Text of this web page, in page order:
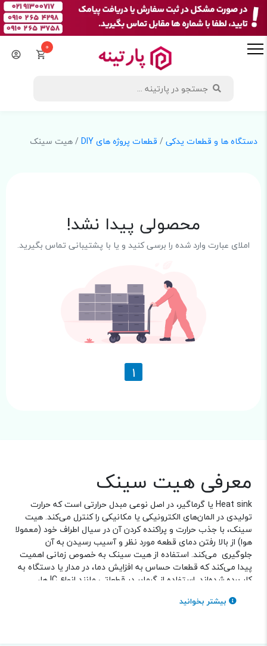
0
دستگاه ها و قطعات یدکی/ قطعات پروژه های DIY / هیت سینک
محصولی پیدا نشد!
املای عبارت وارد شده را برسی کنید و یا با پشتیبانی تماس بگیرید.
1
معرفی هیت سینک
Heat sink یا گرماگیر، در اصل نوعی مبدل حرارتی است که حرارت
تولیدی در المان‌های الکترونیکی یا مکانیکی را کنترل می­‌کند. هیت
سینک، با جذب حرارت و پراکنده کردن آن در سیال اطراف خود (معمولا
هوا) از بالا رفتن دمای قطعه مورد نظر و آسیب رسیدن به آن
جلوگیری می‌کند. استفاده از هیت سینک به خصوص زمانی اهمیت
پیدا می‌کند که قطعات حساس به افزایش دما، در مدار یا دستگاه به
کار برده شده‌اند. استفاده از گرمابر در قطعاتی مانند انواع IC ها،
الکتریکی از خود حرارت تولید می‌کنند، بسیار متداول است. به کار
بیشتر بخوانید